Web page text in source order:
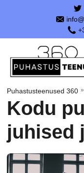
Puhastusteenused 360 »
Kodu
juhised